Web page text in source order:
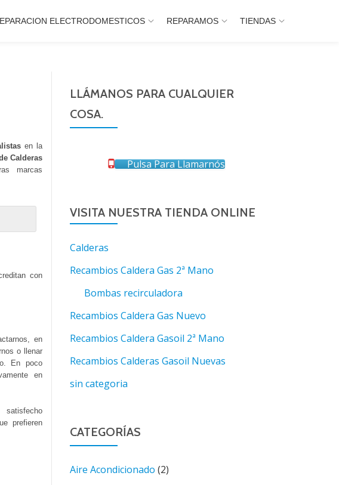
ELECTRODOMESTICOS REPARAMOS TIENDAS
en la
Calderas
marcas
con
en
o llenar
En poco
en
prefieren
LLÁMANOS PARA CUALQUIER
COSA.
Pulsa Para Llamarnós
VISITA NUESTRA TIENDA ONLINE
Calderas
Recambios Caldera Gas 2ª Mano
Bombas recirculadora
Recambios Caldera Gas Nuevo
Recambios Caldera Gasoil 2ª Mano
Recambios Calderas Gasoil Nuevas
sin categoria
CATEGORÍAS
Aire Acondicionado (2)